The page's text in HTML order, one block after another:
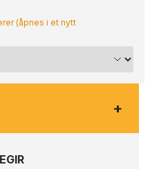
(åpnes i et nytt
+